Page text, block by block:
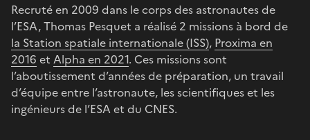
Recruté en 2009 dans le corps des astronautes de
l’ESA, Thomas Pesquet a réalisé 2 missions à bord de
la Station spatiale internationale (ISS), Proxima en
2016 et Alpha en 2021. Ces missions sont
l’aboutissement d’années de préparation, un travail
d’équipe entre l’astronaute, les scientifiques et les
ingénieurs de l’ESA et du CNES.